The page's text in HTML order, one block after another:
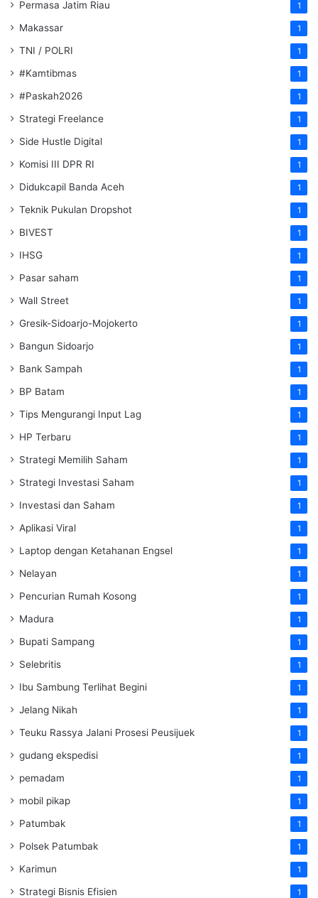
Permasa Jatim Riau 1
Makassar 1
TNI / POLRI 1
#Kamtibmas 1
#Paskah2026 1
Strategi Freelance 1
Side Hustle Digital 1
Komisi III DPR RI 1
Didukcapil Banda Aceh 1
Teknik Pukulan Dropshot 1
BIVEST 1
IHSG 1
Pasar saham 1
Wall Street 1
Gresik-Sidoarjo-Mojokerto 1
Bangun Sidoarjo 1
Bank Sampah 1
BP Batam 1
Tips Mengurangi Input Lag 1
HP Terbaru 1
Strategi Memilih Saham 1
Strategi Investasi Saham 1
Investasi dan Saham 1
Aplikasi Viral 1
Laptop dengan Ketahanan Engsel 1
Nelayan 1
Pencurian Rumah Kosong 1
Madura 1
Bupati Sampang 1
Selebritis 1
Ibu Sambung Terlihat Begini 1
Jelang Nikah 1
Teuku Rassya Jalani Prosesi Peusijuek 1
gudang ekspedisi 1
pemadam 1
mobil pikap 1
Patumbak 1
Polsek Patumbak 1
Karimun 1
Strategi Bisnis Efisien 1